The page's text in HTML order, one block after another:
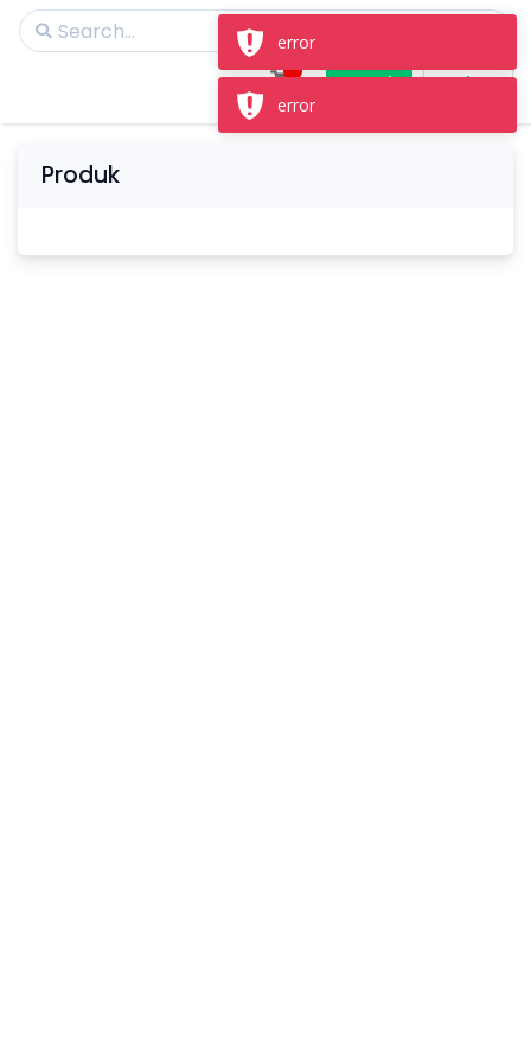
Masuk Daftar
Produk
error
error